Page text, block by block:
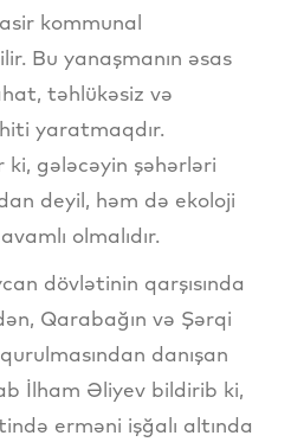
kommunal
Bu yanaşmanın əsas
təhlükəsiz və
yaratmaqdır.
gələcəyin şəhərləri
deyil, həm də ekoloji
olmalıdır.
dövlətinin qarşısında
Qarabağın və Şərqi
danışan
İlham Əliyev bildirib ki,
erməni işğalı altında